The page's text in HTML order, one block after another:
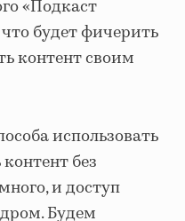
«Подкаст
будет фичерить
контент своим
использовать
без
и доступ
Будем